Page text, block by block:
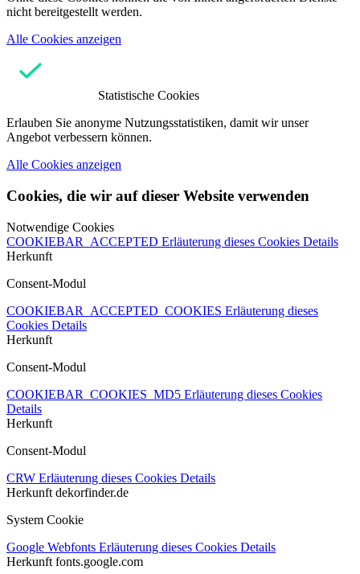
nicht bereitgestellt werden.
Alle Cookies anzeigen
Statistische Cookies
Erlauben Sie anonyme Nutzungsstatistiken, damit wir unser
Angebot verbessern können.
Alle Cookies anzeigen
Cookies, die wir auf dieser Website verwenden
Notwendige Cookies
COOKIEBAR_ACCEPTED Erläuterung dieses Cookies Details
Herkunft
Consent-Modul
COOKIEBAR_ACCEPTED_COOKIES Erläuterung dieses
Cookies Details
Herkunft
Consent-Modul
COOKIEBAR_COOKIES_MD5 Erläuterung dieses Cookies
Details
Herkunft
Consent-Modul
CRW Erläuterung dieses Cookies Details
Herkunft dekorfinder.de
System Cookie
Google Webfonts Erläuterung dieses Cookies Details
Herkunft fonts.google.com